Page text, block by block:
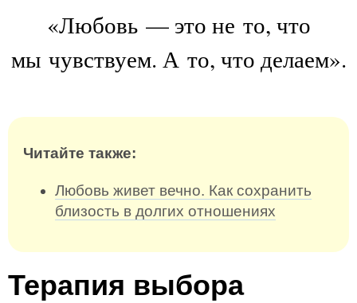
«Любовь — это не то, что
мы чувствуем. А то, что делаем».
Читайте также:
Любовь живет вечно. Как сохранить
близость в долгих отношениях
Терапия выбора